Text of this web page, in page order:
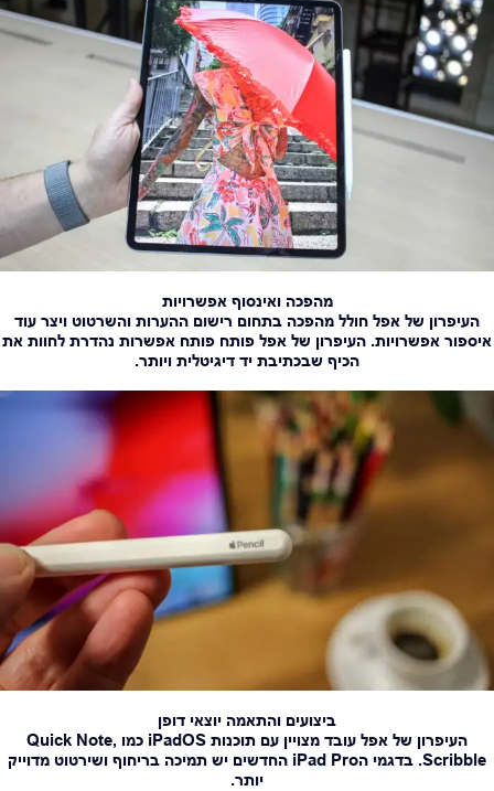
מהפכה ואינסוף אפשרויות
העיפרון של אפל חולל מהפכה בתחום רישום ההערות והשרטוט ויצר עוד
איספור אפשרויות. העיפרון של אפל פותח פותח אפשרות נהדרת לחוות את
הכיף שבכתיבת יד דיגיטלית ויותר.
ביצועים והתאמה יוצאי דופן
העיפרון של אפל עובד מצויין עם תוכנות iPadOS כמו Quick Note,
Scribble. בדגמי הiPad Pro החדשים יש תמיכה בריחוף ושירטוט מדוייק
יותר.